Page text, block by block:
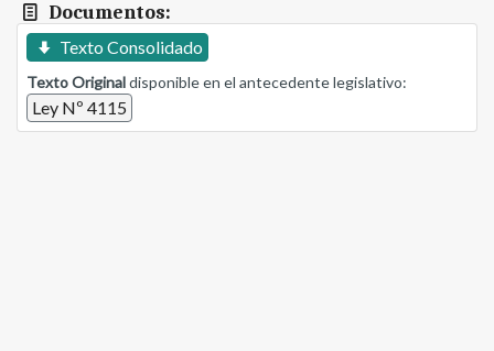
Documentos:
Texto Consolidado
Texto Originaldisponible en el antecedente legislativo:
Ley Nº 4115